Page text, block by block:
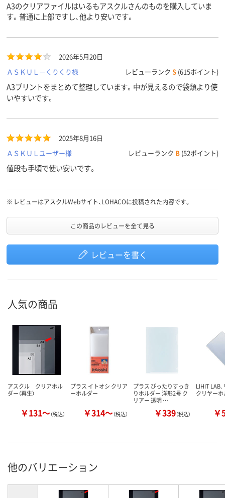
A3のクリアファイルはいるもアスクルさんのものを購入していま
す。普通に上部ですし、他より安いです。
2026年5月20日
ＡＳＫＵＬ－くりくり様
レビューランク S (615ポイント)
A3プリントをまとめて整理しています。中が見えるので袋類より使
いやすいです。
2025年8月16日
ＡＳＫＵＬユーザー様
レビューランク B (52ポイント)
値段も手頃で使い安いです。
※ レビューはアスクルWebサイト、LOHACOに投稿された内容です。
この商品のレビューを全て見る
レビューを書く
人気の商品
アスクル クリアホル
ダー（再生）
￥131～（税込）
プラス イトオシ クリア
ーホルダー
￥314～（税込）
プラス ぴったりすっき
りホルダー 洋形2号 ク
リアー 透明 …
￥339（税込）
LIHIT LAB.
クリヤー
￥
他のバリエーション